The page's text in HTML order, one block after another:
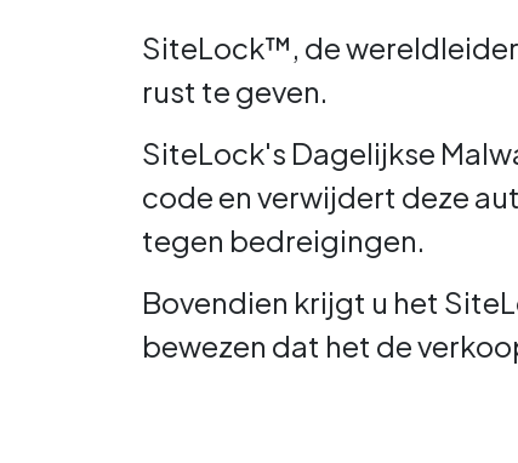
SiteLock™, de
rust te geven.
SiteLock's Dagelijkse
code en verwijdert deze
tegen bedreigingen.
Bovendien krijgt u het
bewezen dat het de